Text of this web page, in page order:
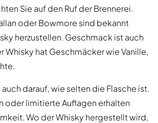
Sie auf den Ruf der Brennerei.
oder Bowmore sind bekannt
herzustellen. Geschmack ist auch
Whisky hat Geschmäcker wie Vanille,
darauf, wie selten die Flasche ist.
oder limitierte Auflagen erhalten
Wo der Whisky hergestellt wird,